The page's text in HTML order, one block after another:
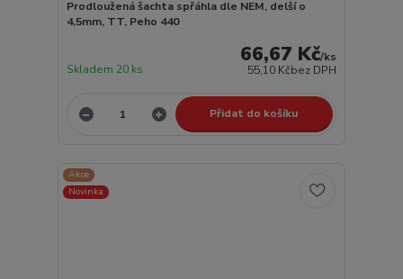
Prodloužená šachta spřáhla dle NEM, delší o
4,5mm, TT, Peho 440
66,67 Kč/ks
55,10 Kčbez DPH
Skladem 20 ks
Přidat do košíku
Akce
Novinka